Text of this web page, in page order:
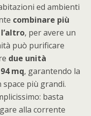
ed ambienti
combinare più
, per avere un
può purificare
due unità
mq, garantendo la
space più grandi.
basta
alla corrente